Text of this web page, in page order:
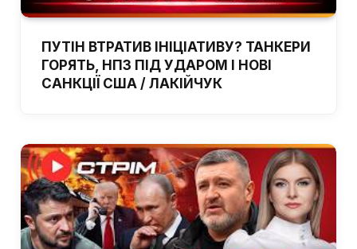
ПУТІН ВТРАТИВ ІНІЦІАТИВУ? ТАНКЕРИ
ГОРЯТЬ, НПЗ ПІД УДАРОМ І НОВІ
САНКЦІЇ США / ЛАКІЙЧУК